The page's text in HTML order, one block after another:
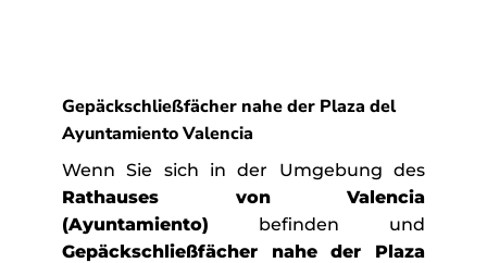
Gepäckschließfächer nahe der Plaza del
Ayuntamiento Valencia
Wenn Sie sich in der Umgebung des
Rathauses von Valencia
(Ayuntamiento) befinden und
Gepäckschließfächer nahe der Plaza